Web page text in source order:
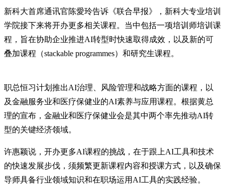
新科大首席通讯官陈愛玲告诉《联合早报》，新科大专业培训
学院接下来将开办更多相关课程。当中包括一项培训师培训课
程，旨在协助企业推进AI转型时快速取得成效，以及新的可
叠加课程（stackable programmes）和研究生课程。
职总恒习计划推出AI治理、风险管理和战略方面的课程，以
及金融服务业和医疗保健业的AI素养与应用课程。根据黄总
理的宣布，金融业和医疗保健业会是其中两个率先推动AI转
型的关键经济领域。
许惠颖说，开办更多AI课程的挑战，在于跟上AI工具和技术
的快速发展步伐，须频繁更新课程内容和授课方式，以及确保
导师具备行业领域知识和在职场运用AI工具的实践经验。